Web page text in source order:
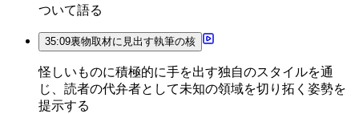
ついて語る
35:09裏物取材に見出す執筆の核
怪しいものに積極的に手を出す独自のスタイルを通
じ、読者の代弁者として未知の領域を切り拓く姿勢を
提示する